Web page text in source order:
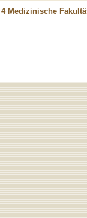
4 Medizinische